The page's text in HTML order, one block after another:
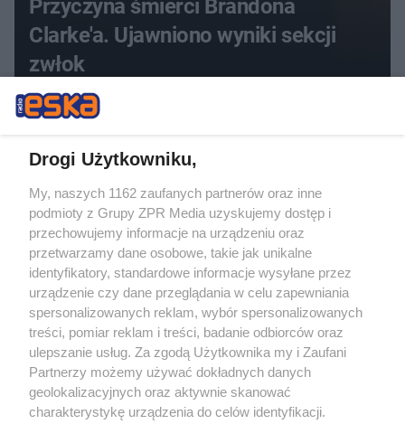
Przyczyna śmierci Brandona
Clarke'a. Ujawniono wyniki sekcji
zwłok
PIŁKA NOŻNA
Jagiellonia Białystok powalczy z
Widzewem Łódź. Kto wygra w hicie
Ekstraklasy?
ZOBACZ WIĘCEJ
Drogi Użytkowniku,
My, naszych 1162 zaufanych partnerów oraz inne
podmioty z Grupy ZPR Media uzyskujemy dostęp i
przechowujemy informacje na urządzeniu oraz
przetwarzamy dane osobowe, takie jak unikalne
identyfikatory, standardowe informacje wysyłane przez
urządzenie czy dane przeglądania w celu zapewniania
spersonalizowanych reklam, wybór spersonalizowanych
treści, pomiar reklam i treści, badanie odbiorców oraz
ulepszanie usług. Za zgodą Użytkownika my i Zaufani
Partnerzy możemy używać dokładnych danych
geolokalizacyjnych oraz aktywnie skanować
charakterystykę urządzenia do celów identyfikacji.